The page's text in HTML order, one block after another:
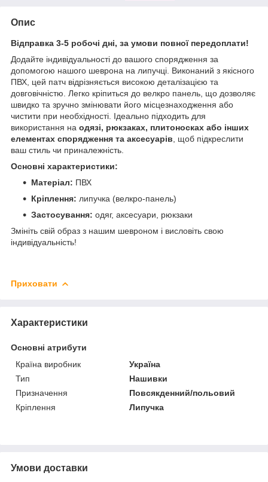
Опис
Відправка 3-5 робочі дні, за умови повної передоплати!
Додайте індивідуальності до вашого спорядження за
допомогою нашого шеврона на липучці. Виконаний з якісного
ПВХ, цей патч відрізняється високою деталізацією та
довговічністю. Легко кріпиться до велкро панель, що дозволяє
швидко та зручно змінювати його місцезнаходження або
чистити при необхідності. Ідеально підходить для
використання на одязі, рюкзаках, плитоносках або інших
елементах спорядження та аксесуарів , щоб підкреслити
ваш стиль чи приналежність.
Основні характеристики:
Матеріал: ПВХ
Кріплення: липучка (велкро-панель)
Застосування: одяг, аксесуари, рюкзаки
Змініть свій образ з нашим шевроном і висловіть свою
індивідуальність!
Приховати
Характеристики
Основні атрибути
Країна виробник
Україна
Тип
Нашивки
Призначення
Повсякденний/польовий
Кріплення
Липучка
Умови доставки